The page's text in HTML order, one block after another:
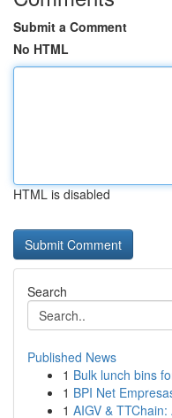
Submit a Comment
No HTML
HTML is disabled
Search
Published News
1 Bulk lunch bins
1 BPI Net
1 AIGV &